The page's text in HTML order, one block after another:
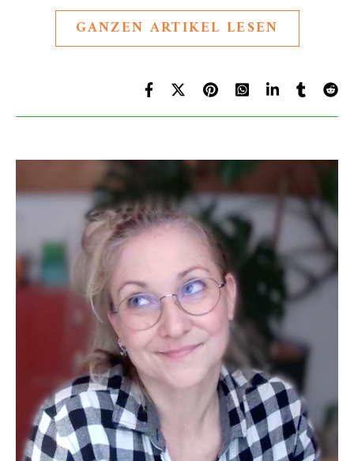
GANZEN ARTIKEL LESEN